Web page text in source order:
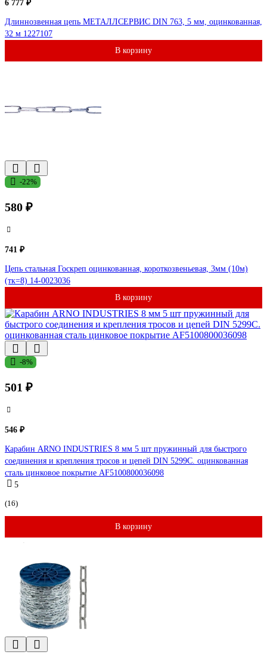
6 777 ₽
Длиннозвенная цепь МЕТАЛЛСЕРВИС DIN 763, 5 мм, оцинкованная,
32 м 1227107
В корзину
-22%
580 ₽
741 ₽
Цепь стальная Госкреп оцинкованная, короткозвеньевая, 3мм (10м)
(тк=8) 14-0023036
В корзину
-8%
501 ₽
546 ₽
Карабин ARNO INDUSTRIES 8 мм 5 шт пружинный для быстрого
соединения и крепления тросов и цепей DIN 5299C. оцинкованная
сталь цинковое покрытие AF5100800036098
5
(16)
В корзину